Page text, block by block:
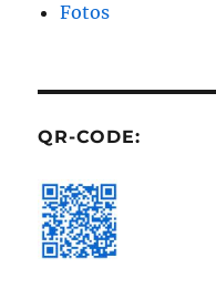
Fotos
QR-CODE: